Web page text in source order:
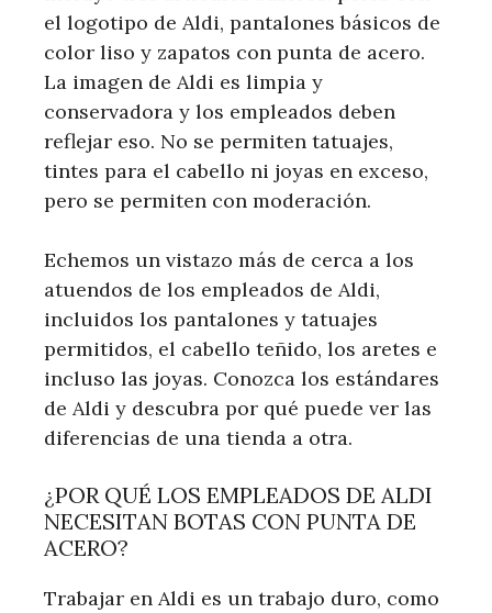
el logotipo de Aldi, pantalones básicos de
color liso y zapatos con punta de acero.
La imagen de Aldi es limpia y
conservadora y los empleados deben
reflejar eso. No se permiten tatuajes,
tintes para el cabello ni joyas en exceso,
pero se permiten con moderación.
Echemos un vistazo más de cerca a los
atuendos de los empleados de Aldi,
incluidos los pantalones y tatuajes
permitidos, el cabello teñido, los aretes e
incluso las joyas. Conozca los estándares
de Aldi y descubra por qué puede ver las
diferencias de una tienda a otra.
¿POR QUÉ LOS EMPLEADOS DE ALDI
NECESITAN BOTAS CON PUNTA DE
ACERO?
Trabajar en Aldi es un trabajo duro, como